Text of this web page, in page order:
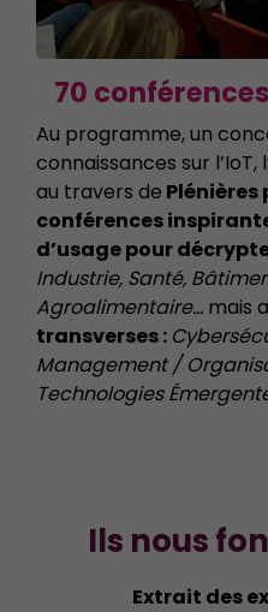
70
Au programme, un
connaissances sur l’IoT,
au travers de Plénières
conférences
d’usage pour
Industrie, Santé,
Agroalimentaire… mais
transverses :
Management /
Technologies
Ils nous
Extrait des